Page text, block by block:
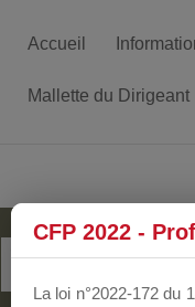
Accueil
Mallette du Dirigeant
CFP 2022 -
La loi n°2022-172 du